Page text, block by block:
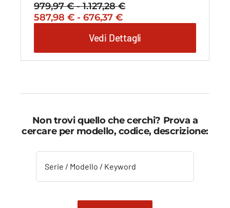
979,97€ - 1.127,28€Fascia
da
979,97 €
a
Il
era:
979,97 €
di
da
979,97 €
1.127,28 €.
587,98 € - 676,37 €Fascia
prezzo:
da
587,98 €
Il
attuale
è:
587,98 €
di
da
587,98 €
676,37 €.
Vedi Dettagli
Non trovi quello che cerchi? Prova a
cercare per modello, codice, descrizione: